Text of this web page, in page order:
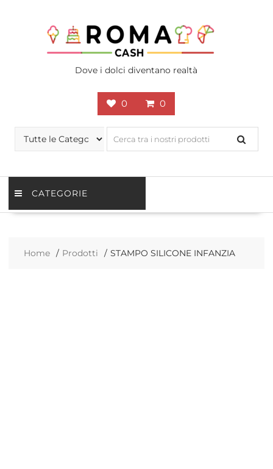
Dove i dolci diventano realtà
0 0
CATEGORIE
Home Prodotti STAMPO SILICONE INFANZIA